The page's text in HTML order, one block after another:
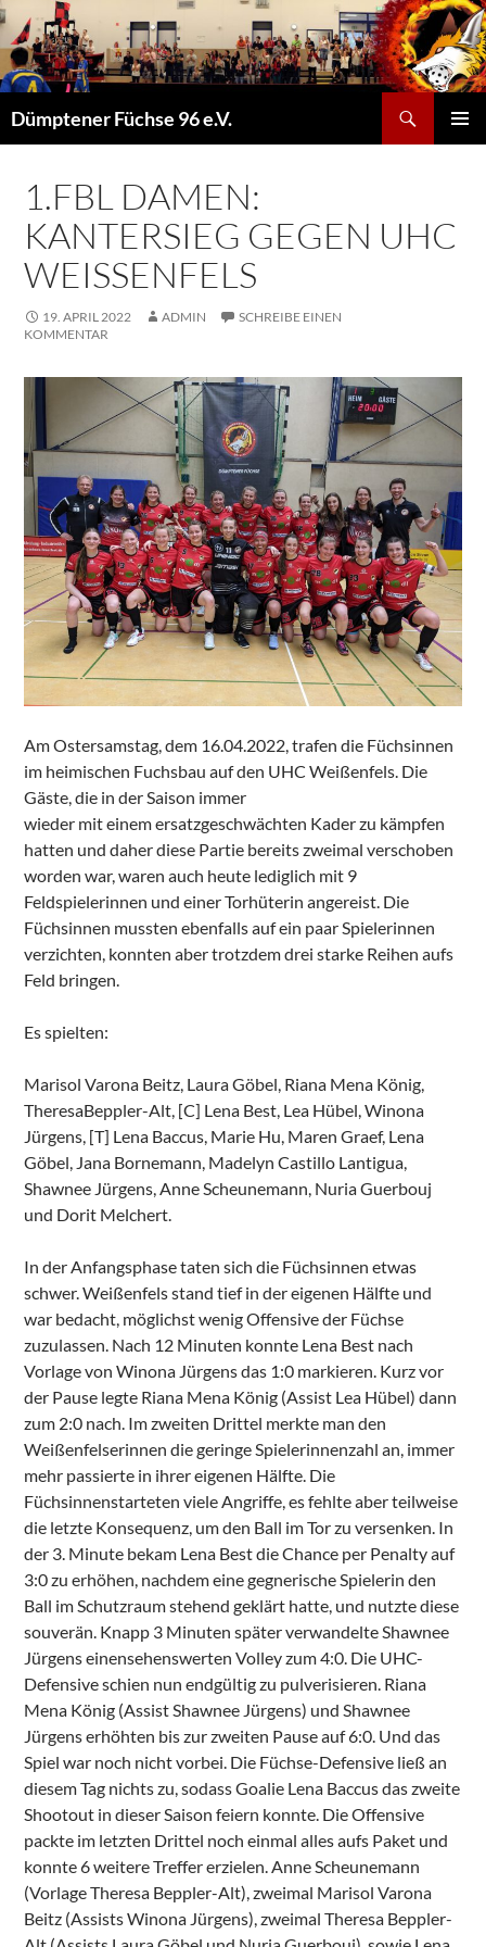
Dümptener Füchse 96 e.V.
SPRINGEN
1.FBL DAMEN:
KANTERSIEG GEGEN UHC
WEISSENFELS
19. APRIL 2022 ADMIN
SCHREIBE EINEN
KOMMENTAR
Am Ostersamstag, dem 16.04.2022, trafen die Füchsinnen
im heimischen Fuchsbau auf den UHC Weißenfels. Die
Gäste, die in der Saison immer
wieder mit einem ersatzgeschwächten Kader zu kämpfen
hatten und daher diese Partie bereits zweimal verschoben
worden war, waren auch heute lediglich mit 9
Feldspielerinnen und einer Torhüterin angereist. Die
Füchsinnen mussten ebenfalls auf ein paar Spielerinnen
verzichten, konnten aber trotzdem drei starke Reihen aufs
Feld bringen.
Es spielten:
Marisol Varona Beitz, Laura Göbel, Riana Mena König,
TheresaBeppler-Alt, [C] Lena Best, Lea Hübel, Winona
Jürgens, [T] Lena Baccus, Marie Hu, Maren Graef, Lena
Göbel, Jana Bornemann, Madelyn Castillo Lantigua,
Shawnee Jürgens, Anne Scheunemann, Nuria Guerbouj
und Dorit Melchert.
In der Anfangsphase taten sich die Füchsinnen etwas
schwer. Weißenfels stand tief in der eigenen Hälfte und
war bedacht, möglichst wenig Offensive der Füchse
zuzulassen. Nach 12 Minuten konnte Lena Best nach
Vorlage von Winona Jürgens das 1:0 markieren. Kurz vor
der Pause legte Riana Mena König (Assist Lea Hübel) dann
zum 2:0 nach. Im zweiten Drittel merkte man den
Weißenfelserinnen die geringe Spielerinnenzahl an, immer
mehr passierte in ihrer eigenen Hälfte. Die
Füchsinnenstarteten viele Angriffe, es fehlte aber teilweise
die letzte Konsequenz, um den Ball im Tor zu versenken. In
der 3. Minute bekam Lena Best die Chance per Penalty auf
3:0 zu erhöhen, nachdem eine gegnerische Spielerin den
Ball im Schutzraum stehend geklärt hatte, und nutzte diese
souverän. Knapp 3 Minuten später verwandelte Shawnee
Jürgens einensehenswerten Volley zum 4:0. Die UHC-
Defensive schien nun endgültig zu pulverisieren. Riana
Mena König (Assist Shawnee Jürgens) und Shawnee
Jürgens erhöhten bis zur zweiten Pause auf 6:0. Und das
Spiel war noch nicht vorbei. Die Füchse-Defensive ließ an
diesem Tag nichts zu, sodass Goalie Lena Baccus das zweite
Shootout in dieser Saison feiern konnte. Die Offensive
packte im letzten Drittel noch einmal alles aufs Paket und
konnte 6 weitere Treffer erzielen. Anne Scheunemann
(Vorlage Theresa Beppler-Alt), zweimal Marisol Varona
Beitz (Assists Winona Jürgens), zweimal Theresa Beppler-